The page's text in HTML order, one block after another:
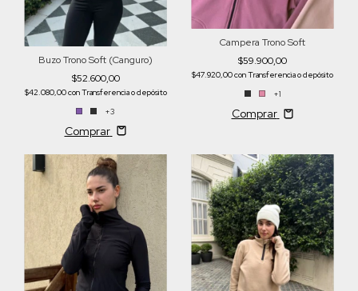
Buzo Trono Soft (Canguro)
$52.600,00
$42.080,00conTransferencia o depósito
+3
Comprar
Campera Trono Soft
$59.900,00
$47.920,00conTransferencia o depósito
+1
Comprar